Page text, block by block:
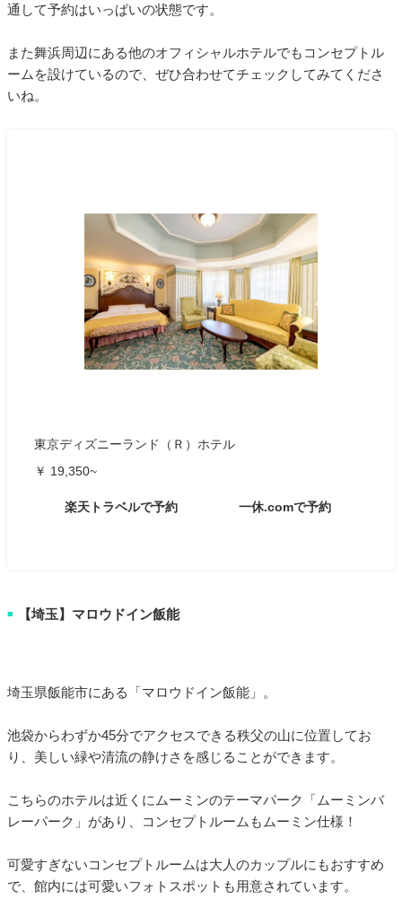
通して予約はいっぱいの状態です。
また舞浜周辺にある他のオフィシャルホテルでもコンセプトル
ームを設けているので、ぜひ合わせてチェックしてみてくださ
いね。
東京ディズニーランド（Ｒ）ホテル
￥ 19,350~
楽天トラベルで予約 一休.comで予約
■ 【埼玉】マロウドイン飯能
埼玉県飯能市にある「マロウドイン飯能」。
池袋からわずか45分でアクセスできる秩父の山に位置してお
り、美しい緑や清流の静けさを感じることができます。
こちらのホテルは近くにムーミンのテーマパーク「ムーミンバ
レーパーク」があり、コンセプトルームもムーミン仕様！
可愛すぎないコンセプトルームは大人のカップルにもおすすめ
で、館内には可愛いフォトスポットも用意されています。